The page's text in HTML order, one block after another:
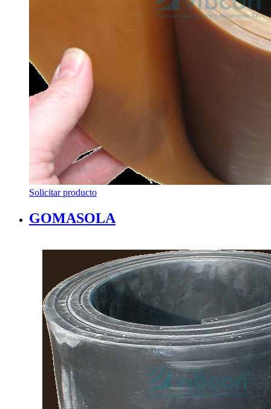
Solicitar producto
GOMASOLA